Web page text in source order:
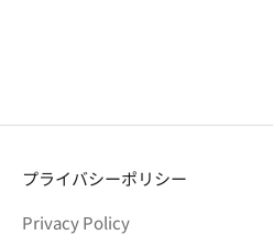
プライバシーポリシー
Privacy Policy